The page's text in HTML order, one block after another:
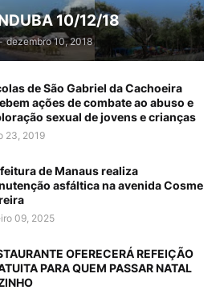
10/12/18
dezembro 10, 2018
de São Gabriel da Cachoeira
ações de combate ao abuso e
sexual de jovens e crianças
23, 2019
de Manaus realiza
asfáltica na avenida Cosme
09, 2025
OFERECERÁ REFEIÇÃO
PARA QUEM PASSAR NATAL